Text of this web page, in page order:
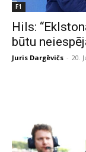
F1
Hils:
būtu
Juris Dargēvičs - 20.